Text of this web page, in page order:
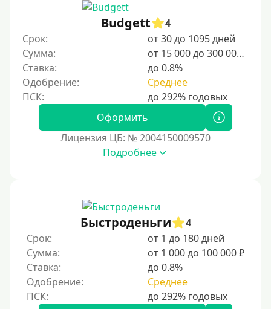
Категории заемщиков
Несовершеннолетним
Студентам
Женский займ
С временной регистрацией
Банкротам
Без подтверждения личности
Пенсионерам
Пенсионерам до 70 лет
Budgett
4
Срок:
от 30 до 1095 дней
Сумма:
от 15 000 до 300 000 ₽
Ставка:
до 0.8%
Одобрение:
Среднее
Оформить
Лицензия ЦБ: № 2004150009570
Подробнее
Быстроденьги
4
Срок:
от 1 до 180 дней
Сумма:
от 1 000 до 100 000 ₽
Ставка:
до 0.8%
Одобрение:
Среднее